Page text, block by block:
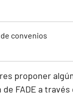
convenios
proponer
FADE a